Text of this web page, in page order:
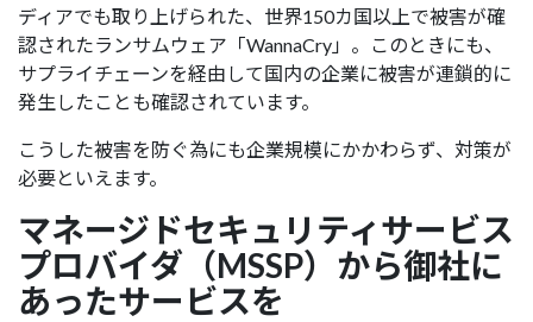
ディアでも取り上げられた、世界150カ国以上で被害が確
認されたランサムウェア「WannaCry」。このときにも、
サプライチェーンを経由して国内の企業に被害が連鎖的に
発生したことも確認されています。
こうした被害を防ぐ為にも企業規模にかかわらず、対策が
必要といえます。
マネージドセキュリティサービス
プロバイダ（MSSP）から御社に
あったサービスを